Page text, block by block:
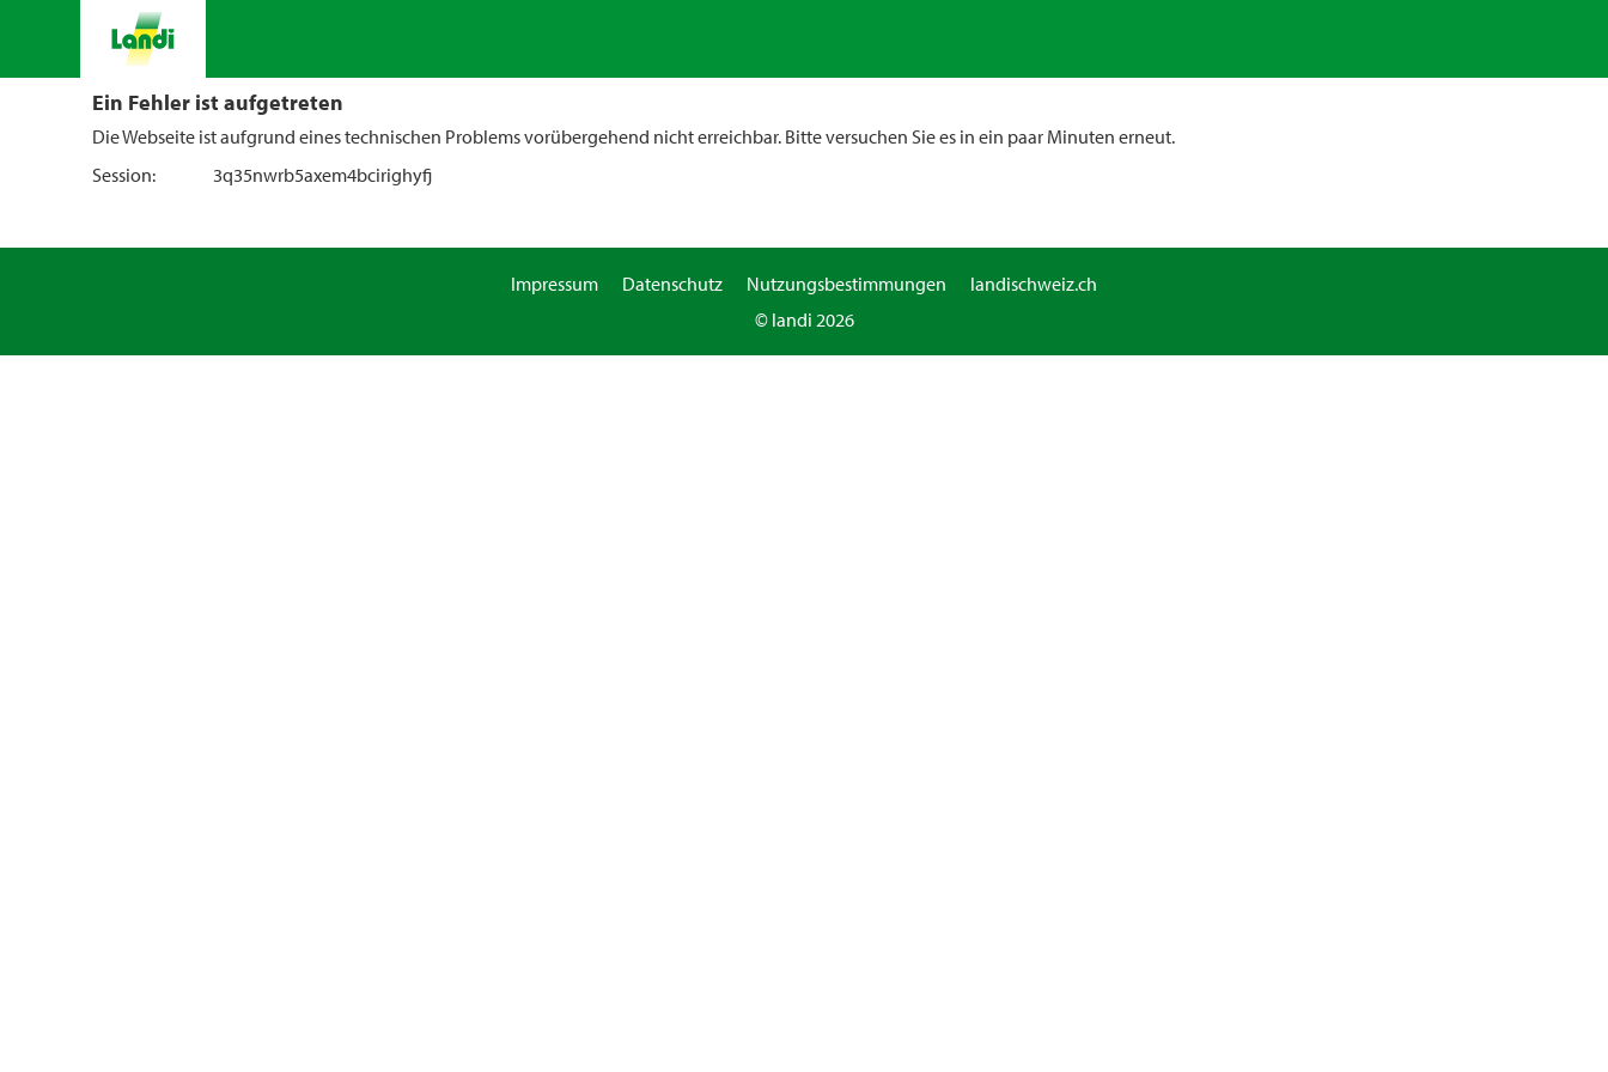
Ein Fehler ist aufgetreten
Die Webseite ist aufgrund eines technischen Problems vorübergehend nicht erreichbar. Bitte versuchen Sie es in ein paar Minuten erneut.
Session:
3q35nwrb5axem4bcirighyfj
Impressum Datenschutz Nutzungsbestimmungen
landischweiz.ch
© landi 2026